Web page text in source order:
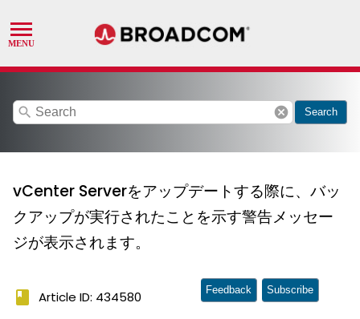
search cancel Search
vCenter Serverをアップデートする際に、バッ
クアップが実行されたことを示す警告メッセー
ジが表示されます。
book Article ID: 434580 Feedback Subscribe